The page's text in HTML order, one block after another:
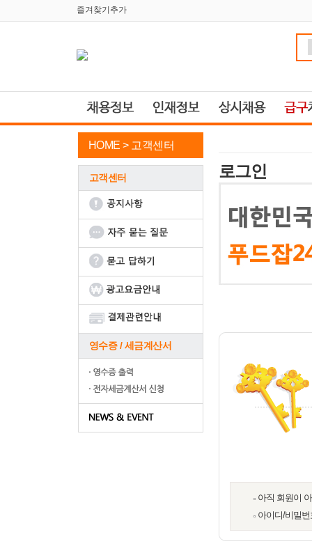
즐겨찾기추가
HOME > 고객센터
고객센터
영수증 / 세금계산서
로그인
아직 회원이
아이디/비밀